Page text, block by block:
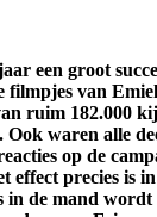
een groot
filmpjes van
ruim 182.000
Ook waren alle
op de
effect precies is
in de mand wordt